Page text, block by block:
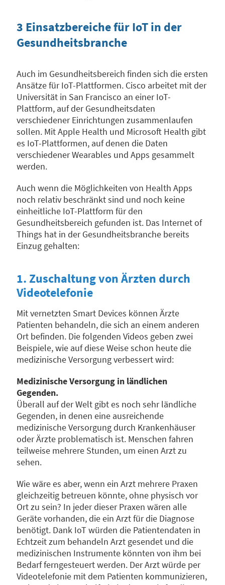
3 Einsatzbereiche für IoT in der
Gesundheitsbranche
Auch im Gesundheitsbereich finden sich die ersten
Ansätze für IoT-Plattformen. Cisco arbeitet mit der
Universität in San Francisco an einer IoT-
Plattform, auf der Gesundheitsdaten
verschiedener Einrichtungen zusammenlaufen
sollen. Mit Apple Health und Microsoft Health gibt
es IoT-Plattformen, auf denen die Daten
verschiedener Wearables und Apps gesammelt
werden.
Auch wenn die Möglichkeiten von Health Apps
noch relativ beschränkt sind und noch keine
einheitliche IoT-Plattform für den
Gesundheitsbereich gefunden ist. Das Internet of
Things hat in der Gesundheitsbranche bereits
Einzug gehalten:
1. Zuschaltung von Ärzten durch
Videotelefonie
Mit vernetzten Smart Devices können Ärzte
Patienten behandeln, die sich an einem anderen
Ort befinden. Die folgenden Videos geben zwei
Beispiele, wie auf diese Weise schon heute die
medizinische Versorgung verbessert wird:
Medizinische Versorgung in ländlichen
Gegenden.
Überall auf der Welt gibt es noch sehr ländliche
Gegenden, in denen eine ausreichende
medizinische Versorgung durch Krankenhäuser
oder Ärzte problematisch ist. Menschen fahren
teilweise mehrere Stunden, um einen Arzt zu
sehen.
Wie wäre es aber, wenn ein Arzt mehrere Praxen
gleichzeitig betreuen könnte, ohne physisch vor
Ort zu sein? In jeder dieser Praxen wären alle
Geräte vorhanden, die ein Arzt für die Diagnose
benötigt. Dank IoT würden die Patientendaten in
Echtzeit zum behandeln Arzt gesendet und die
medizinischen Instrumente könnten von ihm bei
Bedarf ferngesteuert werden. Der Arzt würde per
Videotelefonie mit dem Patienten kommunizieren,